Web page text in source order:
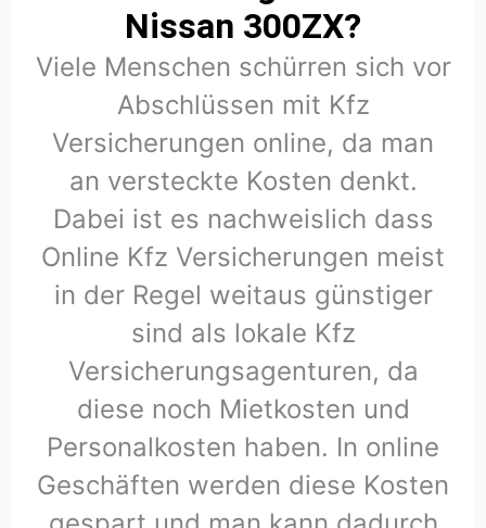
Nissan 300ZX?
Viele Menschen schürren sich vor
Abschlüssen mit Kfz
Versicherungen online, da man
an versteckte Kosten denkt.
Dabei ist es nachweislich dass
Online Kfz Versicherungen meist
in der Regel weitaus günstiger
sind als lokale Kfz
Versicherungsagenturen, da
diese noch Mietkosten und
Personalkosten haben. In online
Geschäften werden diese Kosten